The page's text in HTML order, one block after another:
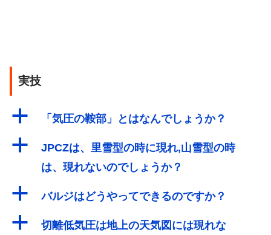
実技
a 「気圧の鞍部」とはなんでしょうか？
a
JPCZは、里雪型の時に現れ,山雪型の時
は、現れないのでしょうか？
a バルジはどうやってできるのですか？
a
切離低気圧は地上の天気図には現れな